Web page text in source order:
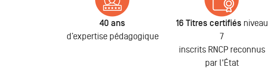
40 ans
d’expertise pédagogique
16 Titres certifiés niveau
7
inscrits RNCP reconnus
par l'État